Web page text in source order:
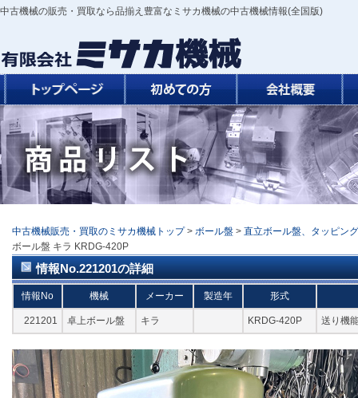
中古機械の販売・買取なら品揃え豊富なミサカ機械の中古機械情報(全国版)
中古機械販売・買取のミサカ機械トップ > ボール盤 > 直立ボール盤、タッピン
ボール盤 キラ KRDG-420P
情報No.221201の詳細
情報No 機械 メーカー 製造年 形式
221201 卓上ボール盤 キラ KRDG-420P 送り機